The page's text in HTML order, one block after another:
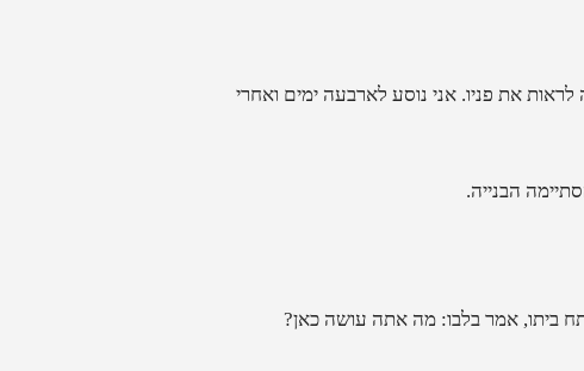
את פניו. אני נוסע לארבעה ימים ואחרי
הבנייה.
ביתו, אמר בלבו: מה אתה עושה כאן?